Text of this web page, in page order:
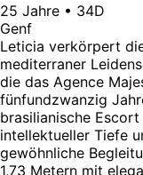
25 Jahre • 34D
Genf
Leticia verkörpert
mediterraner
die das Agence
fünfundzwanzig
brasilianische
intellektueller Tiefe
gewöhnliche
1,73 Metern mit